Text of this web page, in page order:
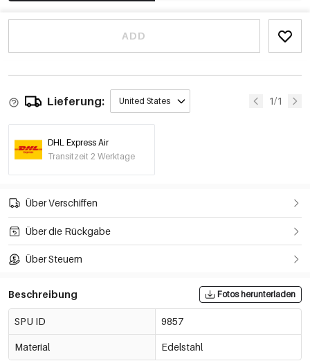
ADD
Lieferung: United States 1/1
DHL Express Air
Transitzeit 2 Werktage
Über Verschiffen
Über die Rückgabe
Über Steuern
Beschreibung Fotos herunterladen
SPU ID 9857
Material Edelstahl